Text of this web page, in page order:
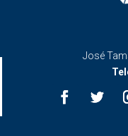
José